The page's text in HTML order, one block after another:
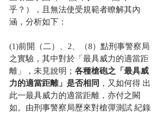
乎？），且無法使受規範者瞭解其內
涵，分析如下：
(1)前開（二）、2、（8）點刑事警察局
之實驗，其中對於「最具威力的適當距
離」，未見說明； 各種槍砲之「最具威
力的適當距離」是否相同 ，又如何得 出
此一最具威力的適當距離，亦付之闕
如。由刑事警察局歷來對槍彈測試 紀錄